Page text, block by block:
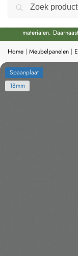
Door de
materialen.
Home | Meubelpanelen |
Spaanplaat
18mm